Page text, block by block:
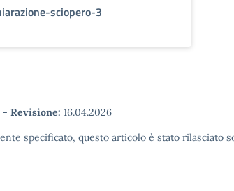
sciopero-3
- Revisione: 16.04.2026
specificato, questo articolo è stato rilasciato